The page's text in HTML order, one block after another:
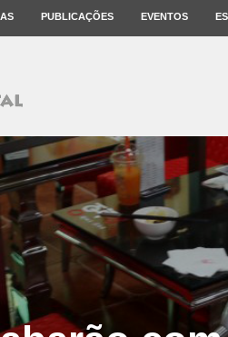
PUBLICAÇÕES EVENTOS